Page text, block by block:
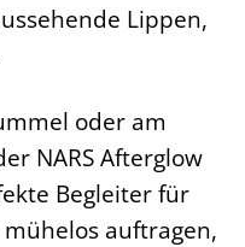
Lippen,
oder am
NARS Afterglow
Begleiter für
mühelos auftragen,